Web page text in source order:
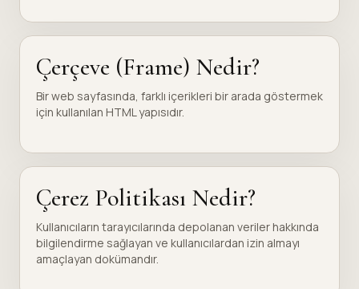
Çerçeve (Frame) Nedir?
Bir web sayfasında, farklı içerikleri bir arada göstermek
için kullanılan HTML yapısıdır.
Çerez Politikası Nedir?
Kullanıcıların tarayıcılarında depolanan veriler hakkında
bilgilendirme sağlayan ve kullanıcılardan izin almayı
amaçlayan dokümandır.